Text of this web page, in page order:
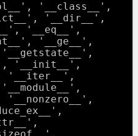
'__class__',
'__dir__',
'__eq__',
'__ge__',
'__init__',
'__iter__',
'__nonzero__',